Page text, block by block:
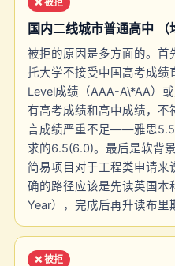
国内二线城市普通高中 （
被拒的原因是多方面的。
托大学不接受中国高考成
Level成绩（AAA-A\*AA）
有高考成绩和高中成绩，不
言成绩严重不足——雅思5.5
求的6.5(6.0)。最后是软背
简易项目对于工程类申请
确的路径应该是先读英国本
Year），完成后再升读布里
❌ 被拒